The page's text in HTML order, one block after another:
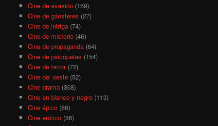
Cine de evasión(169)
Cine de gánsteres (27)
Cine de intriga(74)
Cine de misterio(46)
Cine de propaganda(64)
Cine de psicópatas (154)
Cine de terror(72)
Cine del oeste(52)
Cine drama(368)
Cine en blanco y negro(113)
Cine épico(86)
Cine erótico(86)